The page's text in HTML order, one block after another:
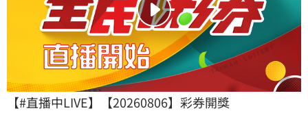
【#直播中LIVE】【20260806】彩券開獎